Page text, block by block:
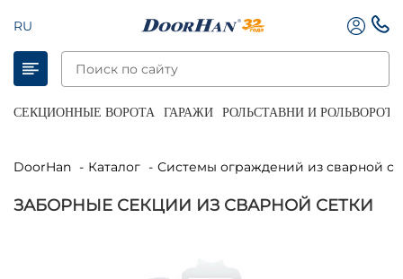
RU
СЕКЦИОННЫЕ ВОРОТА ГАРАЖИ РОЛЬСТАВНИ И РОЛЬВОРОТА
DoorHan Каталог Системы ограждений из сварной
ЗАБОРНЫЕ СЕКЦИИ ИЗ СВАРНОЙ СЕТКИ